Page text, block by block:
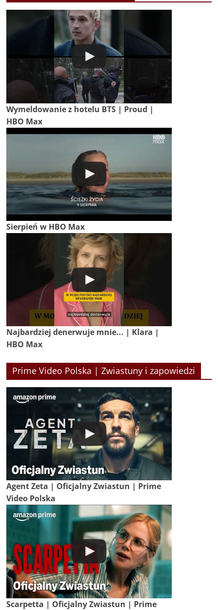
Wymeldowanie z hotelu BTS | Proud |
HBO Max
Sierpień w HBO Max
Najbardziej denerwuje mnie... | Klara |
HBO Max
Prime Video Polska | Zwiastuny i zapowiedzi
Agent Zeta | Oficjalny Zwiastun | Prime
Video Polska
Scarpetta | Oficjalny Zwiastun | Prime